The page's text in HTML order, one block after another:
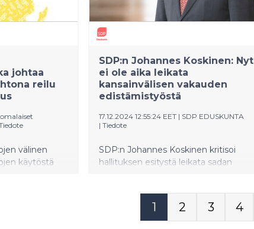
johtaa
reilu
välinen
käytöstä
SDP:n Johannes Koskinen: Nyt
ei ole aika leikata
kansainvälisen vakauden
edistämistyöstä
17.12.2024 12:55:24 EET | SDP EDUSKUNTA
| Tiedote
SDP:n Johannes Koskinen kritisoi
hallituksen esitystä leikata sadan
Suomen kehitysyhteistyön
vaikuttavuutta ja ovat vastoin
1 2 3 4